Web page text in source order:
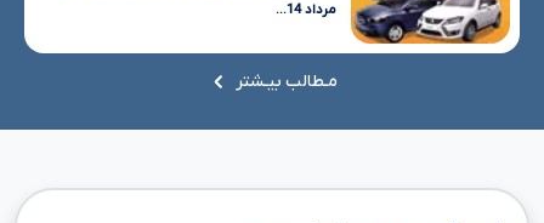
مرداد 14...
مـطالب بیـشتر